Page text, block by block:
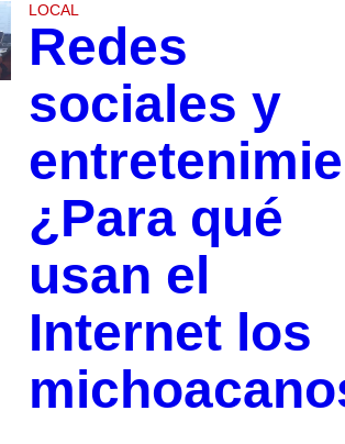
LOCAL
Redes
sociales y
¿Para qué
usan el
Internet los